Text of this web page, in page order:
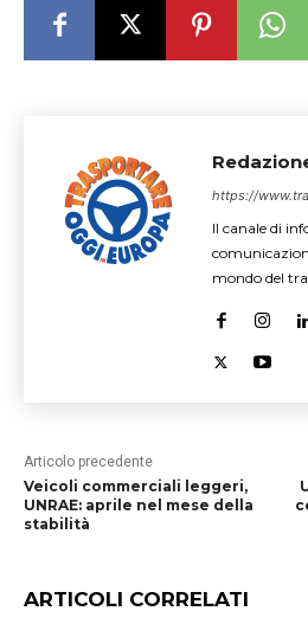
https://
Il canale di
mondo del
Articolo precedente
Veicoli commerciali leggeri,
UNRAE: aprile nel mese della
stabilità
ARTICOLI CORRELATI